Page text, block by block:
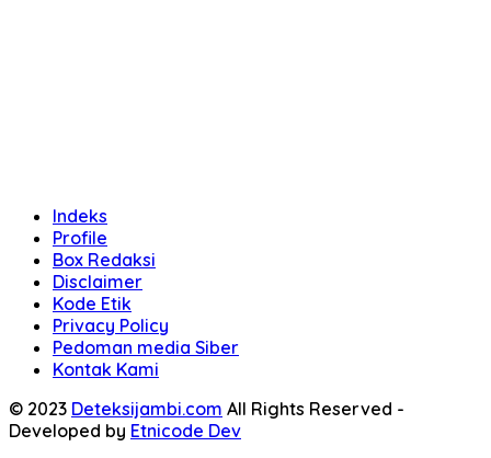
Indeks
Profile
Box Redaksi
Disclaimer
Kode Etik
Privacy Policy
Pedoman media Siber
Kontak Kami
© 2023 Deteksijambi.com All Rights Reserved -
Developed by Etnicode Dev